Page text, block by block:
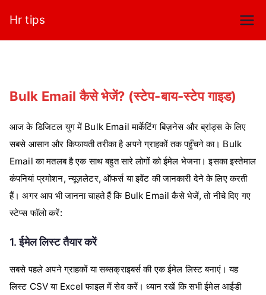
content
Hr tips
Bulk Email कैसे भेजें? (स्टेप-बाय-स्टेप गाइड)
आज के डिजिटल युग में Bulk Email मार्केटिंग बिज़नेस और ब्रांड्स के लिए
सबसे आसान और किफायती तरीका है अपने ग्राहकों तक पहुँचने का। Bulk
Email का मतलब है एक साथ बहुत सारे लोगों को ईमेल भेजना। इसका इस्तेमाल
कंपनियां प्रमोशन, न्यूज़लेटर, ऑफर्स या इवेंट की जानकारी देने के लिए करती
हैं। अगर आप भी जानना चाहते हैं कि Bulk Email कैसे भेजें, तो नीचे दिए गए
स्टेप्स फॉलो करें:
1. ईमेल लिस्ट तैयार करें
सबसे पहले अपने ग्राहकों या सब्सक्राइबर्स की एक ईमेल लिस्ट बनाएं। यह
लिस्ट CSV या Excel फाइल में सेव करें। ध्यान रखें कि सभी ईमेल आईडी